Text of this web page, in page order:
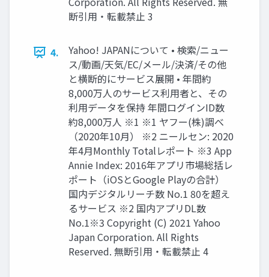
断引用・転載禁止 3
4.
Yahoo! JAPANについて • 検索/ニュー
ス/動画/天気/EC/メール/決済/その他
と横断的にサービス展開 • 年間約
8,000万⼈のサービス利⽤者と、その
利⽤データを保持 年間ログインID数
約8,000万⼈ ※1 ※1 ヤフー(株)調べ
（2020年10月） ※2 ニールセン: 2020
年4月Monthly Totalレポート ※3 App
Annie Index: 2016年アプリ市場総括レ
ポート（iOSとGoogle Playの合計）
国内デジタルリーチ数 No.1 80を超え
るサービス ※2 国内アプリDL数
No.1※3 Copyright (C) 2021 Yahoo
Japan Corporation. All Rights
Reserved. 無断引用・転載禁止 4